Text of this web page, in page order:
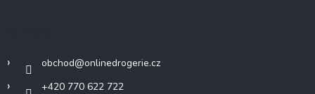
obchod@onlinedrogerie.cz
+420 770 622 722